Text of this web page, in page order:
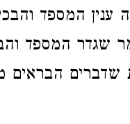
ענין המספד
שגדר המספד
שדברים